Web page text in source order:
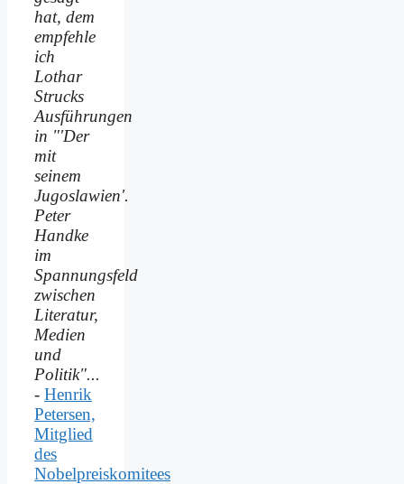
hat, dem
empfehle
ich
Lothar
Strucks
Ausführungen
in "'Der
mit
seinem
Jugoslawien'.
Peter
Handke
im
Spannungsfeld
zwischen
Literatur,
Medien
und
Politik"...
- Henrik
Petersen,
Mitglied
des
Nobelpreiskomitees